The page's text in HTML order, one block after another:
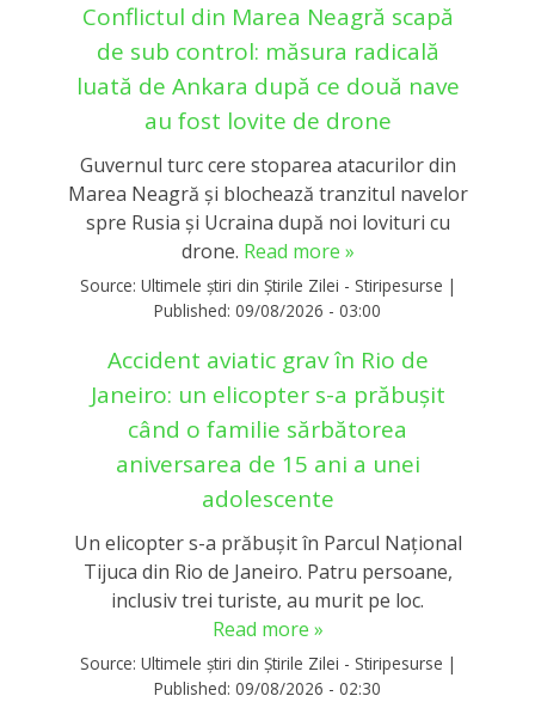
Conflictul din Marea Neagră scapă
de sub control: măsura radicală
luată de Ankara după ce două nave
au fost lovite de drone
Guvernul turc cere stoparea atacurilor din
Marea Neagră și blochează tranzitul navelor
spre Rusia și Ucraina după noi lovituri cu
drone. Read more »
Source: Ultimele știri din Știrile Zilei - Stiripesurse |
Published: 09/08/2026 - 03:00
Accident aviatic grav în Rio de
Janeiro: un elicopter s-a prăbușit
când o familie sărbătorea
aniversarea de 15 ani a unei
adolescente
Un elicopter s-a prăbușit în Parcul Național
Tijuca din Rio de Janeiro. Patru persoane,
inclusiv trei turiste, au murit pe loc.
Read more »
Source: Ultimele știri din Știrile Zilei - Stiripesurse |
Published: 09/08/2026 - 02:30